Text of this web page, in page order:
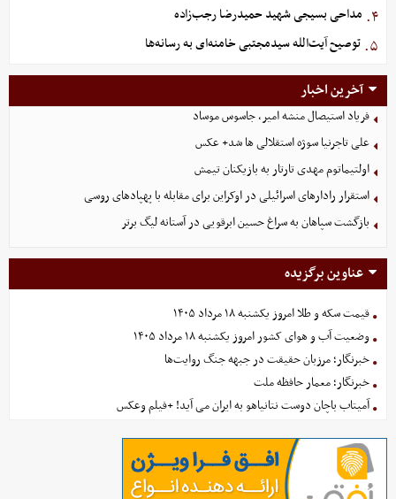
۴. مداحی بسیجی شهید حمیدرضا رجب‌زاده
۵. توصیح آیت‌الله سیدمجتبی خامنه‌ای به رسانه‌ها
آخرین اخبار
فریاد استیصال منشه امیر، جاسوس موساد
علی تاجرنیا سوژه استقلالی‌ ها شد+ عکس
اولتیماتوم مهدی تارتار به بازیکنان تیمش
استقرار رادارهای اسرائیلی در اوکراین برای مقابله با پهپادهای روسی
بازگشت سپاهان به سراغ حسین ابرقویی در آستانه لیگ برتر
عناوین برگزیده
قیمت سکه و طلا امروز یکشنبه ۱۸ مرداد ۱۴۰۵
وضعیت آب و هوای کشور امروز یکشنبه ۱۸ مرداد ۱۴۰۵
خبرنگار؛ مرزبان حقیقت در جبهه جنگ روایت‌ها
خبرنگار؛ معمار حافظه ملت
آمیتاب باچان دوست نتانیاهو به ایران می آید! +فیلم وعکس